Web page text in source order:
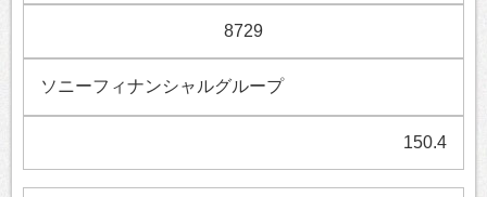
8729
ソニーフィナンシャルグループ
150.4